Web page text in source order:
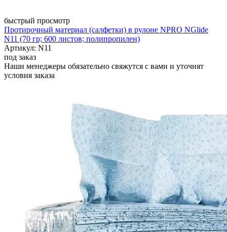
быстрый просмотр
Протирочный материал (салфетки) в рулоне NPRO NGlide
N11 (70 гр; 600 листов; полипропилен)
Артикул: N11
под заказ
Наши менеджеры обязательно свяжутся с вами и уточнят
условия заказа